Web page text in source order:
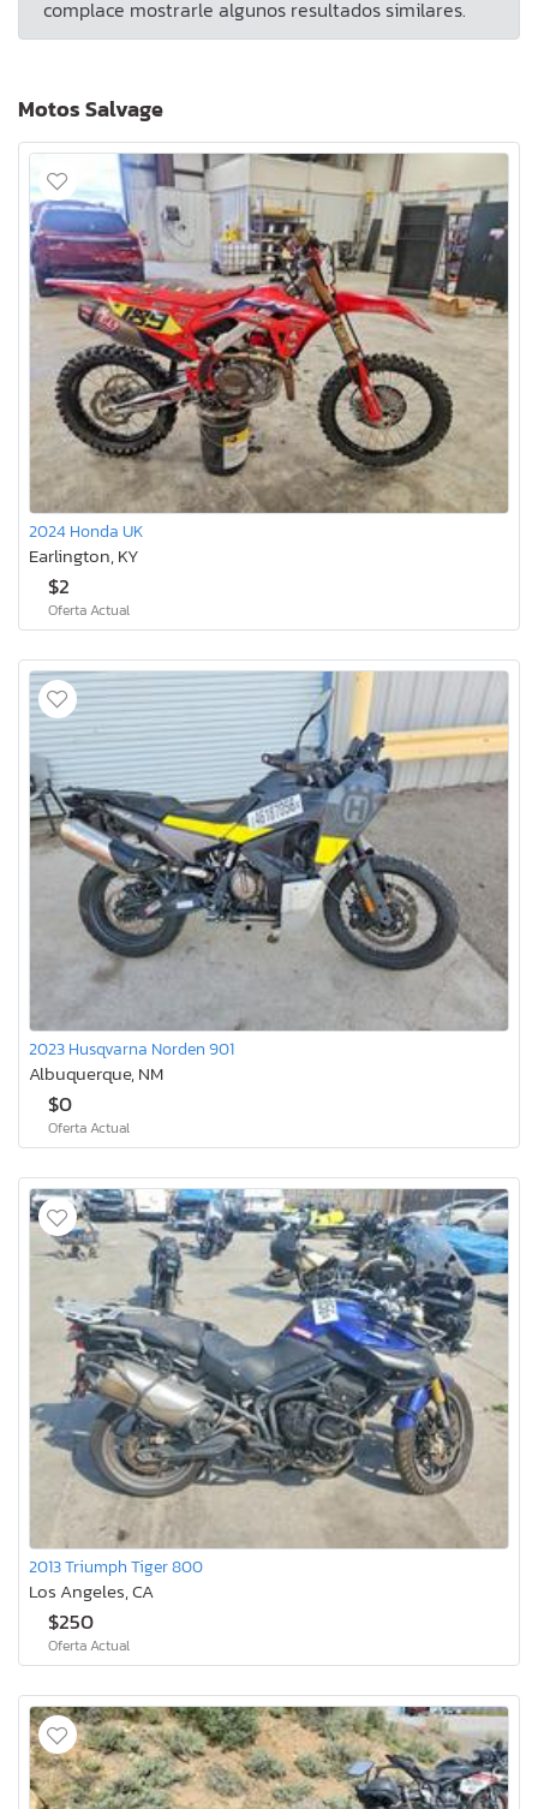
complace mostrarle algunos resultados similares.
Motos Salvage
2024 Honda UK
Earlington, KY
$2
Oferta Actual
2023 Husqvarna Norden 901
Albuquerque, NM
$0
Oferta Actual
2013 Triumph Tiger 800
Los Angeles, CA
$250
Oferta Actual